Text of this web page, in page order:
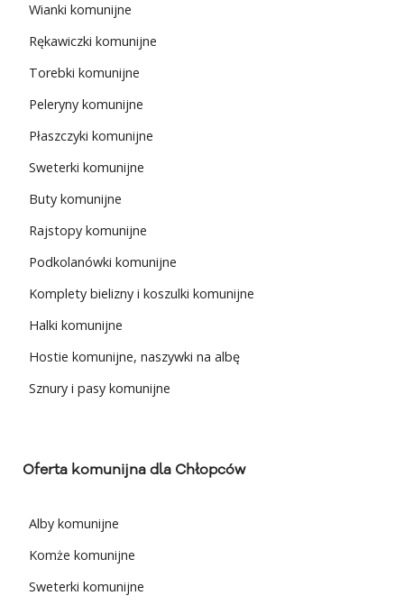
Wianki komunijne
Rękawiczki komunijne
Torebki komunijne
Peleryny komunijne
Płaszczyki komunijne
Sweterki komunijne
Buty komunijne
Rajstopy komunijne
Podkolanówki komunijne
Komplety bielizny i koszulki komunijne
Halki komunijne
Hostie komunijne, naszywki na albę
Sznury i pasy komunijne
Oferta komunijna dla Chłopców
Alby komunijne
Komże komunijne
Sweterki komunijne